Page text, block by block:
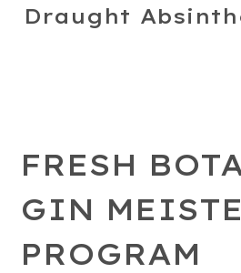
Draught
FRESH
GIN
PROGRAM